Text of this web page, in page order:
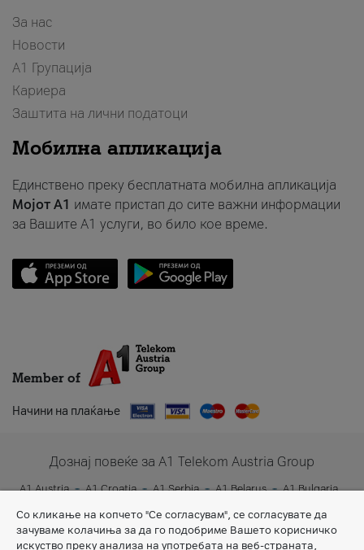
За нас
Новости
А1 Групација
Кариера
Заштита на лични податоци
Мобилна апликација
Единствено преку бесплатната мобилна апликација
Мојот A1 имате пристап до сите важни информации
за Вашите A1 услуги, во било кое време.
Member of
Начини на плаќање
Дознај повеќе за A1 Telekom Austria Group
A1 Austria A1 Croatia A1 Serbia A1 Belarus
A1 Bulgaria
Со кликање на копчето "Се согласувам", се согласувате да
зачуваме колачиња за да го подобриме Вашето корисничко
искуство преку анализа на употребата на веб-страната,